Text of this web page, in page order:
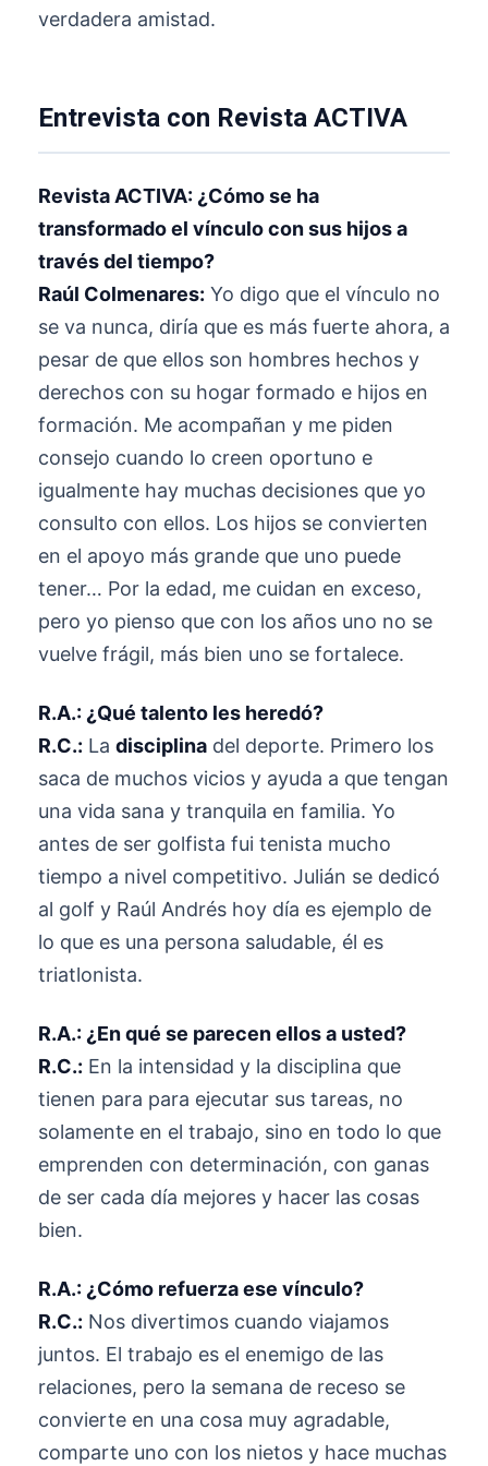
verdadera amistad.
Entrevista con Revista ACTIVA
Revista ACTIVA: ¿Cómo se ha
transformado el vínculo con sus hijos a
través del tiempo?
Raúl Colmenares: Yo digo que el vínculo no
se va nunca, diría que es más fuerte ahora, a
pesar de que ellos son hombres hechos y
derechos con su hogar formado e hijos en
formación. Me acompañan y me piden
consejo cuando lo creen oportuno e
igualmente hay muchas decisiones que yo
consulto con ellos. Los hijos se convierten
en el apoyo más grande que uno puede
tener… Por la edad, me cuidan en exceso,
pero yo pienso que con los años uno no se
vuelve frágil, más bien uno se fortalece.
R.A.: ¿Qué talento les heredó?
R.C.: La disciplina del deporte. Primero los
saca de muchos vicios y ayuda a que tengan
una vida sana y tranquila en familia. Yo
antes de ser golfista fui tenista mucho
tiempo a nivel competitivo. Julián se dedicó
al golf y Raúl Andrés hoy día es ejemplo de
lo que es una persona saludable, él es
triatlonista.
R.A.: ¿En qué se parecen ellos a usted?
R.C.: En la intensidad y la disciplina que
tienen para para ejecutar sus tareas, no
solamente en el trabajo, sino en todo lo que
emprenden con determinación, con ganas
de ser cada día mejores y hacer las cosas
bien.
R.A.: ¿Cómo refuerza ese vínculo?
R.C.: Nos divertimos cuando viajamos
juntos. El trabajo es el enemigo de las
relaciones, pero la semana de receso se
convierte en una cosa muy agradable,
comparte uno con los nietos y hace muchas